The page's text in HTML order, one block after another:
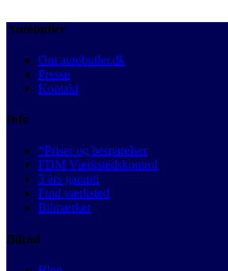
Autobutler
Om autobutler.dk
Presse
Kontakt
Info
*Priser og besparelser
FDM Værkstedskontrol
3 års garanti
Find værksted
Bilmærker
Bilråd